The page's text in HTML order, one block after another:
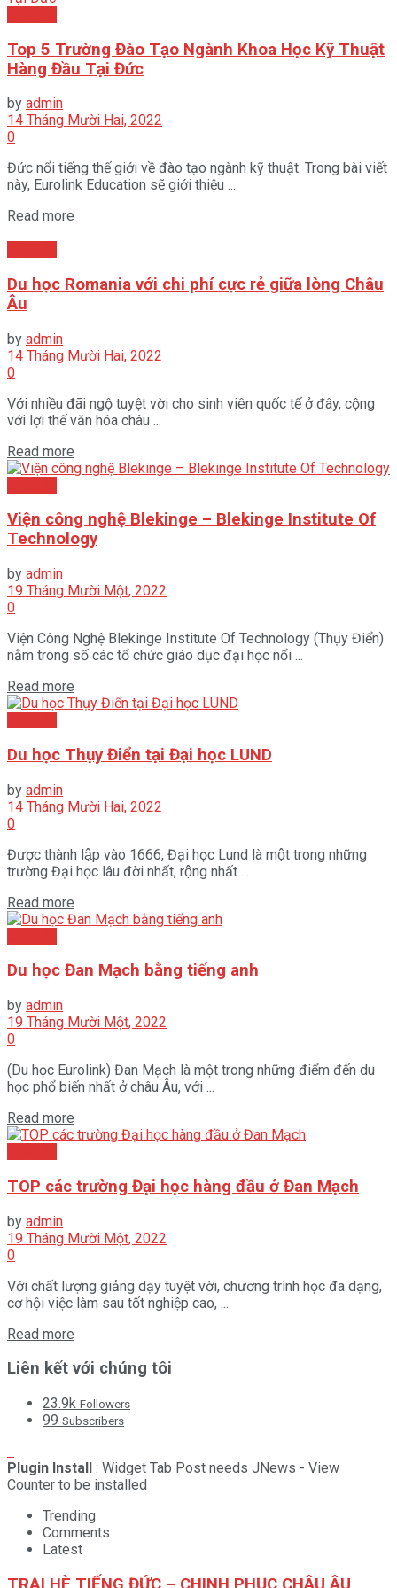
Top 5 Trường Đào Tạo Ngành Khoa Học Kỹ Thuật
Hàng Đầu Tại Đức
by admin
14 Tháng Mười Hai, 2022
0
Đức nổi tiếng thế giới về đào tạo ngành kỹ thuật. Trong bài viết
này, Eurolink Education sẽ giới thiệu ...
Read more
Du học Romania với chi phí cực rẻ giữa lòng Châu
Âu
by admin
14 Tháng Mười Hai, 2022
0
Với nhiều đãi ngộ tuyệt vời cho sinh viên quốc tế ở đây, cộng
với lợi thế văn hóa châu ...
Read more
Viện công nghệ Blekinge – Blekinge Institute Of
Technology
by admin
19 Tháng Mười Một, 2022
0
Viện Công Nghệ Blekinge Institute Of Technology (Thụy Điển)
nằm trong số các tổ chức giáo dục đại học nổi ...
Read more
Du học Thụy Điển tại Đại học LUND
by admin
14 Tháng Mười Hai, 2022
0
Được thành lập vào 1666, Đại học Lund là một trong những
trường Đại học lâu đời nhất, rộng nhất ...
Read more
Du học Đan Mạch bằng tiếng anh
by admin
19 Tháng Mười Một, 2022
0
(Du học Eurolink) Đan Mạch là một trong những điểm đến du
học phổ biến nhất ở châu Âu, với ...
Read more
TOP các trường Đại học hàng đầu ở Đan Mạch
by admin
19 Tháng Mười Một, 2022
0
Với chất lượng giảng dạy tuyệt vời, chương trình học đa dạng,
cơ hội việc làm sau tốt nghiệp cao, ...
Read more
Liên kết với chúng tôi
23.9k Followers
99 Subscribers
Plugin Install : Widget Tab Post needs JNews - View
Counter to be installed
Trending
Comments
Latest